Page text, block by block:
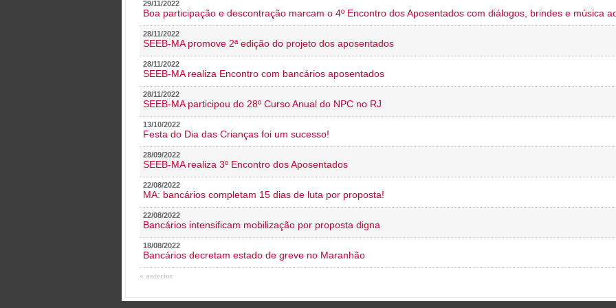
29/11/2022
Boa participação e descontração marcam o 4º Encontro dos Aposentados com diálogos, brindes e música
28/11/2022
SEEB-MA promove 2ª edição do projeto dos aposentados
28/11/2022
SEEB-MA realiza Encontro com bancários aposentados
28/11/2022
SEEB-MA participou do 28º Curso Anual do NPC no RJ
13/10/2022
Festa do Dia das Crianças foi um sucesso!
28/09/2022
SEEB-MA realiza 3º Encontro dos Aposentados
22/08/2022
MA: bancários completam 15 dias de luta por proposta!
22/08/2022
Bancários intensificam mobilização por proposta digna
18/08/2022
Bancários decretam estado de greve no Maranhão
« anterior